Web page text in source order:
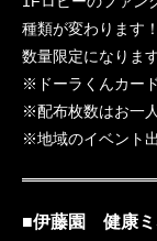
種類が変わります！
数量限定になりま
※ドーラくんカー
※配布枚数はお一
※地域のイベント
■伊藤園 健康ミ